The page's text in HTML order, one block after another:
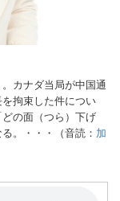
カナダ当局が中国通
拘束した件につい
の面（つら）下げ
。・・・（音読： 加